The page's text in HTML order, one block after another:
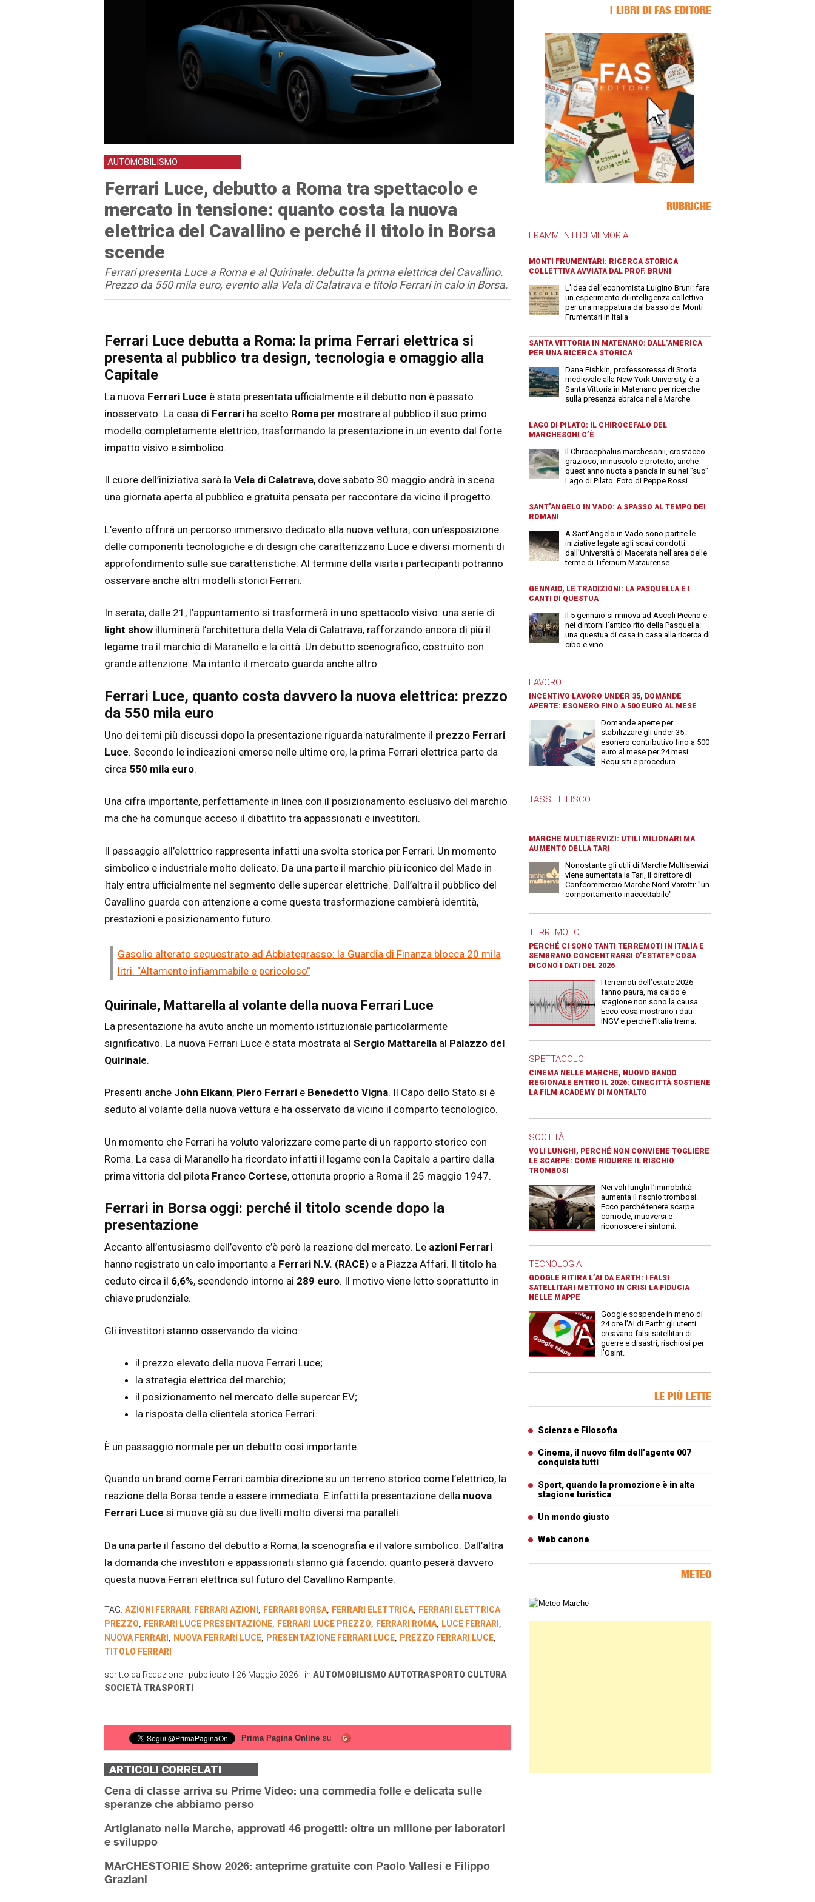
AUTOMOBILISMO
Ferrari Luce, debutto a Roma tra spettacolo e
mercato in tensione: quanto costa la nuova
elettrica del Cavallino e perché il titolo in Borsa
scende
Ferrari presenta Luce a Roma e al Quirinale: debutta la prima elettrica del Cavallino.
Prezzo da 550 mila euro, evento alla Vela di Calatrava e titolo Ferrari in calo in Borsa.
Articolo
Testo articolo principale
Ferrari Luce debutta a Roma: la prima Ferrari elettrica si
presenta al pubblico tra design, tecnologia e omaggio alla
Capitale
La nuova Ferrari Luce è stata presentata ufficialmente e il debutto non è passato
inosservato. La casa di Ferrariha scelto Romaper mostrare al pubblico il suo primo
modello completamente elettrico, trasformando la presentazione in un evento dal forte
impatto visivo e simbolico.
Il cuore dell’iniziativa sarà la Vela di Calatrava, dove sabato 30 maggio andrà in scena
una giornata aperta al pubblico e gratuita pensata per raccontare da vicino il progetto.
L’evento offrirà un percorso immersivo dedicato alla nuova vettura, con un’esposizione
delle componenti tecnologiche e di design che caratterizzano Luce e diversi momenti di
approfondimento sulle sue caratteristiche. Al termine della visita i partecipanti potranno
osservare anche altri modelli storici Ferrari.
In serata, dalle 21, l’appuntamento si trasformerà in uno spettacolo visivo: una serie di
light showilluminerà l’architettura della Vela di Calatrava, rafforzando ancora di più il
legame tra il marchio di Maranello e la città. Un debutto scenografico, costruito con
grande attenzione. Ma intanto il mercato guarda anche altro.
Ferrari Luce, quanto costa davvero la nuova elettrica: prezzo
da 550 mila euro
Uno dei temi più discussi dopo la presentazione riguarda naturalmente il prezzo Ferrari
Luce. Secondo le indicazioni emerse nelle ultime ore, la prima Ferrari elettrica parte da
circa 550 mila euro.
Una cifra importante, perfettamente in linea con il posizionamento esclusivo del marchio
ma che ha comunque acceso il dibattito tra appassionati e investitori.
Il passaggio all’elettrico rappresenta infatti una svolta storica per Ferrari. Un momento
simbolico e industriale molto delicato. Da una parte il marchio più iconico del Made in
Italy entra ufficialmente nel segmento delle supercar elettriche. Dall’altra il pubblico del
Cavallino guarda con attenzione a come questa trasformazione cambierà identità,
prestazioni e posizionamento futuro.
Gasolio alterato sequestrato ad Abbiategrasso: la Guardia di Finanza blocca 20 mila
litri. “Altamente infiammabile e pericoloso”
Quirinale, Mattarella al volante della nuova Ferrari Luce
La presentazione ha avuto anche un momento istituzionale particolarmente
significativo. La nuova Ferrari Luce è stata mostrata al Sergio Mattarellaal Palazzo del
Quirinale.
Presenti anche John Elkann, Piero Ferrarie Benedetto Vigna. Il Capo dello Stato si è
seduto al volante della nuova vettura e ha osservato da vicino il comparto tecnologico.
Un momento che Ferrari ha voluto valorizzare come parte di un rapporto storico con
Roma. La casa di Maranello ha ricordato infatti il legame con la Capitale a partire dalla
prima vittoria del pilota Franco Cortese, ottenuta proprio a Roma il 25 maggio 1947.
Ferrari in Borsa oggi: perché il titolo scende dopo la
presentazione
Accanto all’entusiasmo dell’evento c’è però la reazione del mercato. Le azioni Ferrari
hanno registrato un calo importante a Ferrari N.V. (RACE)e a Piazza Affari. Il titolo ha
ceduto circa il 6,6%, scendendo intorno ai 289 euro. Il motivo viene letto soprattutto in
chiave prudenziale.
Gli investitori stanno osservando da vicino:
il prezzo elevato della nuova Ferrari Luce;
la strategia elettrica del marchio;
il posizionamento nel mercato delle supercar EV;
la risposta della clientela storica Ferrari.
È un passaggio normale per un debutto così importante.
Quando un brand come Ferrari cambia direzione su un terreno storico come l’elettrico, la
reazione della Borsa tende a essere immediata. E infatti la presentazione della nuova
Ferrari Luce si muove già su due livelli molto diversi ma paralleli.
Da una parte il fascino del debutto a Roma, la scenografia e il valore simbolico. Dall’altra
la domanda che investitori e appassionati stanno già facendo: quanto peserà davvero
questa nuova Ferrari elettrica sul futuro del Cavallino Rampante.
TAG: AZIONI FERRARI , FERRARI AZIONI , FERRARI BORSA, FERRARI ELETTRICA, FERRARI ELETTRICA
PREZZO, FERRARI LUCE PRESENTAZIONE, FERRARI LUCE PREZZO, FERRARI ROMA, LUCE FERRARI ,
NUOVA FERRARI , NUOVA FERRARI LUCE, PRESENTAZIONE FERRARI LUCE, PREZZO FERRARI LUCE,
TITOLO FERRARI
scritto da Redazione- pubblicato il 26 Maggio 2026 - in AUTOMOBILISMO AUTOTRASPORTO CULTURA
SOCIETÀ TRASPORTI
Prima Pagina Online su
ARTICOLI CORRELATI
Cena di classe arriva su Prime Video: una commedia folle e delicata sulle
speranze che abbiamo perso
Artigianato nelle Marche, approvati 46 progetti: oltre un milione per laboratori
e sviluppo
MArCHESTORIE Show 2026: anteprime gratuite con Paolo Vallesi e Filippo
Graziani
I LIBRI DI FAS EDITORE
RUBRICHE
FRAMMENTI DI MEMORIA
MONTI FRUMENTARI: RICERCA STORICA
COLLETTIVA AVVIATA DAL PROF. BRUNI
L'idea dell'economista Luigino Bruni: fare
un esperimento di intelligenza collettiva
per una mappatura dal basso dei Monti
Frumentari in Italia
SANTA VITTORIA IN MATENANO: DALL’AMERICA
PER UNA RICERCA STORICA
Dana Fishkin, professoressa di Storia
medievale alla New York University, è a
Santa Vittoria in Matenano per ricerche
sulla presenza ebraica nelle Marche
LAGO DI PILATO: IL CHIROCEFALO DEL
MARCHESONI C’È
Il Chirocephalus marchesonii, crostaceo
grazioso, minuscolo e protetto, anche
quest'anno nuota a pancia in su nel "suo"
Lago di Pilato. Foto di Peppe Rossi
SANT’ANGELO IN VADO: A SPASSO AL TEMPO DEI
ROMANI
A Sant’Angelo in Vado sono partite le
iniziative legate agli scavi condotti
dall’Università di Macerata nell’area delle
terme di Tifernum Mataurense
GENNAIO, LE TRADIZIONI: LA PASQUELLA E I
CANTI DI QUESTUA
Il 5 gennaio si rinnova ad Ascoli Piceno e
nei dintorni l'antico rito della Pasquella:
una questua di casa in casa alla ricerca di
cibo e vino
LAVORO
INCENTIVO LAVORO UNDER 35, DOMANDE
APERTE: ESONERO FINO A 500 EURO AL MESE
Domande aperte per
stabilizzare gli under 35:
esonero contributivo fino a 500
euro al mese per 24 mesi.
Requisiti e procedura.
TASSE E FISCO
MARCHE MULTISERVIZI: UTILI MILIONARI MA
AUMENTO DELLA TARI
Nonostante gli utili di Marche Multiservizi
viene aumentata la Tari, il direttore di
Confcommercio Marche Nord Varotti: "un
comportamento inaccettabile"
TERREMOTO
PERCHÉ CI SONO TANTI TERREMOTI IN ITALIA E
SEMBRANO CONCENTRARSI D’ESTATE? COSA
DICONO I DATI DEL 2026
I terremoti dell’estate 2026
fanno paura, ma caldo e
stagione non sono la causa.
Ecco cosa mostrano i dati
INGV e perché l’Italia trema.
SPETTACOLO
CINEMA NELLE MARCHE, NUOVO BANDO
REGIONALE ENTRO IL 2026: CINECITTÀ SOSTIENE
LA FILM ACADEMY DI MONTALTO
SOCIETÀ
VOLI LUNGHI, PERCHÉ NON CONVIENE TOGLIERE
LE SCARPE: COME RIDURRE IL RISCHIO
TROMBOSI
Nei voli lunghi l’immobilità
aumenta il rischio trombosi.
Ecco perché tenere scarpe
comode, muoversi e
riconoscere i sintomi.
TECNOLOGIA
GOOGLE RITIRA L’AI DA EARTH: I FALSI
SATELLITARI METTONO IN CRISI LA FIDUCIA
NELLE MAPPE
Google sospende in meno di
24 ore l’AI di Earth: gli utenti
creavano falsi satellitari di
guerre e disastri, rischiosi per
l’Osint.
LE PIÙ LETTE
Scienza e Filosofia
Cinema, il nuovo film dell’agente 007
conquista tutti
Sport, quando la promozione è in alta
stagione turistica
Un mondo giusto
Web canone
METEO
Carta meteorologica delle Marche